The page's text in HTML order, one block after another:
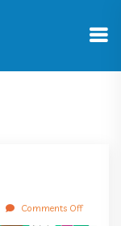
Comments Off